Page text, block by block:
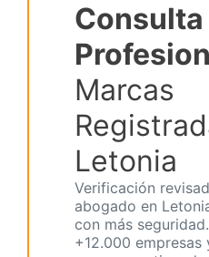
Consulta
Marcas
Letonia
Verificación
abogado en
con más
+12.000